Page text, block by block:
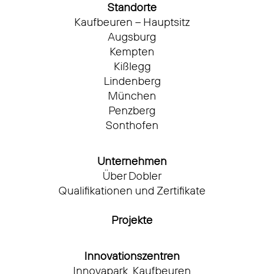
Standorte
Kaufbeuren – Hauptsitz
Augsburg
Kempten
Kißlegg
Lindenberg
München
Penzberg
Sonthofen
Unternehmen
Über Dobler
Qualifikationen und Zertifikate
Projekte
Innovationszentren